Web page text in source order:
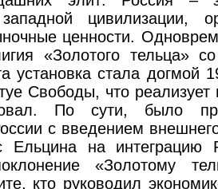
цивилизации,
ценности.
«Золотого тельца»
установка стала догмой
Свободы, что
По сути, было
с введением
Ельцина на интеграцию
«Золотому
кто руководил